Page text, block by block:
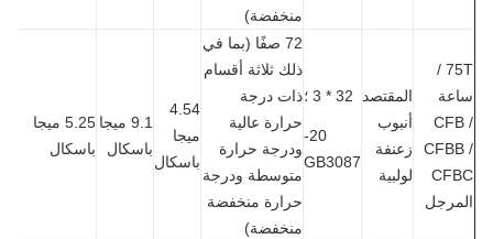
منخفضة)
75T /
المقتصد
أنبوب
زعنفة
لولبية
32 * 3 ؛
GB3087
72 صفًا (بما في
ذلك ثلاثة أقسام
ذات درجة
حرارة عالية
ودرجة حرارة
متوسطة ودرجة
حرارة منخفضة
منخفضة)
باسكال
9.1 ميجا
باسكال
5.25 ميجا
باسكال